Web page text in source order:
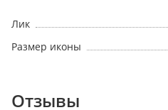
Лик
Размер иконы
Отзывы